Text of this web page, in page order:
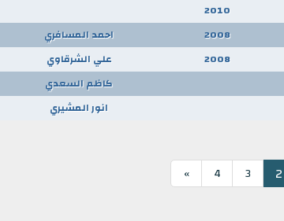
2010
2008 احمد المسافري
2008 علي الشرقاوي
كاظم السعدي
انور المشيري
2
3
4
»